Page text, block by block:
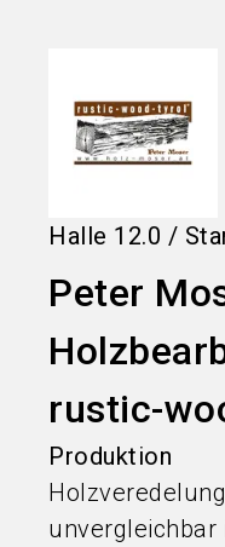
Halle 12.0 /
Peter
rustic-
Produktion
unvergleichbar